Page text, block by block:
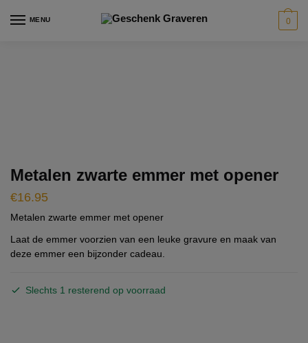
MENU 0
Metalen zwarte emmer met opener
€16.95
Metalen zwarte emmer met opener
Laat de emmer voorzien van een leuke gravure en maak van
deze emmer een bijzonder cadeau.
Slechts 1 resterend op voorraad